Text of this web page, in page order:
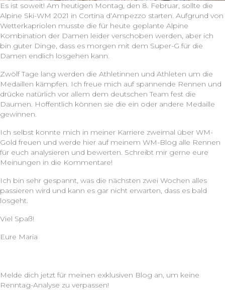
Es ist soweit! Am heutigen Montag, den 8. Februar, sollte die
Alpine Ski-WM 2021 in Cortina d‘Ampezzo starten. Aufgrund von
Wetterkapriolen musste die für heute geplante Alpine
Kombination der Damen leider verschoben werden, aber ich
bin guter Dinge, dass es morgen mit dem Super-G für die
Damen endlich losgehen kann.
Zwölf Tage lang werden die Athletinnen und Athleten um die
Medaillen kämpfen. Ich freue mich auf spannende Rennen und
drücke natürlich vor allem dem deutschen Team fest die
Daumen. Hoffentlich können sie die ein oder andere Medaille
gewinnen.
Ich selbst konnte mich in meiner Karriere zweimal über WM-
Gold freuen und werde hier auf meinem WM-Blog alle Rennen
für euch analysieren und bewerten. Schreibt mir gerne eure
Meinungen in die Kommentare!
Ich bin sehr gespannt, was die nächsten zwei Wochen alles
passieren wird und kann es gar nicht erwarten, dass es bald
losgeht.
Viel Spaß!
Eure Maria
Melde dich jetzt für meinen exklusiven Blog an, um keine
Renntag-Analyse zu verpassen!